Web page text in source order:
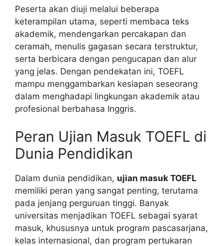
Peserta akan diuji melalui beberapa
keterampilan utama, seperti membaca teks
akademik, mendengarkan percakapan dan
ceramah, menulis gagasan secara terstruktur,
serta berbicara dengan pengucapan dan alur
yang jelas. Dengan pendekatan ini, TOEFL
mampu menggambarkan kesiapan seseorang
dalam menghadapi lingkungan akademik atau
profesional berbahasa Inggris.
Peran Ujian Masuk TOEFL di
Dunia Pendidikan
Dalam dunia pendidikan, ujian masuk TOEFL
memiliki peran yang sangat penting, terutama
pada jenjang perguruan tinggi. Banyak
universitas menjadikan TOEFL sebagai syarat
masuk, khususnya untuk program pascasarjana,
kelas internasional, dan program pertukaran